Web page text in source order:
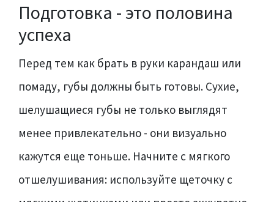
Подготовка - это половина
успеха
Перед тем как брать в руки карандаш или
помаду, губы должны быть готовы. Сухие,
шелушащиеся губы не только выглядят
менее привлекательно - они визуально
кажутся еще тоньше. Начните с мягкого
отшелушивания: используйте щеточку с